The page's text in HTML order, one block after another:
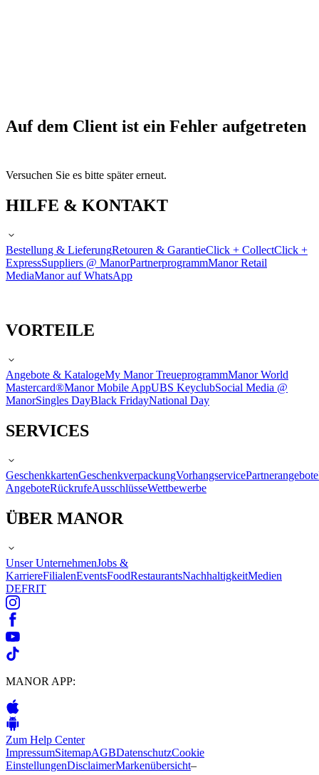
Auf dem Client ist ein Fehler aufgetreten
Versuchen Sie es bitte später erneut.
HILFE & KONTAKT
Bestellung & LieferungRetouren & GarantieClick + CollectClick +
ExpressSuppliers @ ManorPartnerprogrammManor Retail
MediaManor auf WhatsApp
VORTEILE
Angebote & KatalogeMy Manor TreueprogrammManor World
Mastercard®Manor Mobile AppUBS KeyclubSocial Media @
ManorSingles DayBlack FridayNational Day
SERVICES
GeschenkkartenGeschenkverpackungVorhangservicePartnerangebote
AngeboteRückrufeAusschlüsseWettbewerbe
ÜBER MANOR
Unser UnternehmenJobs &
KarriereFilialenEventsFoodRestaurantsNachhaltigkeitMedien
DEFRIT
MANOR APP:
Zum Help Center
ImpressumSitemapAGBDatenschutzCookie
EinstellungenDisclaimerMarkenübersicht–